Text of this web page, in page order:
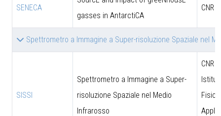
SENECA
gasses in AntarctiCA
CNR
Spettrometro a Immagine a Super-risoluzione Spaziale nel
SISSI
Spettrometro a Immagine a Super-
risoluzione Spaziale nel Medio
Infrarosso
CNR -
Fisica